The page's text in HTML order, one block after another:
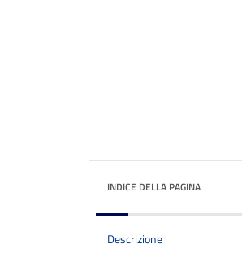
INDICE DELLA PAGINA
Descrizione